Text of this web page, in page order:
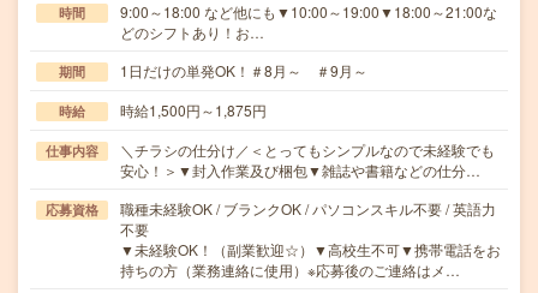
時間
9:00～18:00 など他にも▼10:00～19:00▼18:00～21:00な
どのシフトあり！お…
期間 1日だけの単発OK！＃8月～ ＃9月～
時給 時給1,500円～1,875円
仕事内容
＼チラシの仕分け／＜とってもシンプルなので未経験でも
安心！＞▼封入作業及び梱包▼雑誌や書籍などの仕分…
応募資格
職種未経験OK / ブランクOK / パソコンスキル不要 / 英語力
不要
▼未経験OK！（副業歓迎☆）▼高校生不可▼携帯電話をお
持ちの方（業務連絡に使用）※応募後のご連絡はメ…